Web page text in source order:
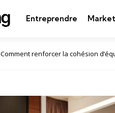
Entreprendre
Comment renforcer la cohésion